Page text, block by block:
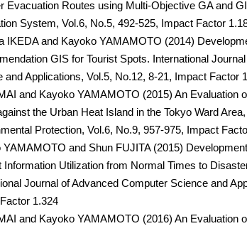
Evacuation Routes using Multi-Objective GA and
System, Vol.6, No.5, 492-525, Impact Factor
IKEDA and Kayoko YAMAMOTO (2014)
GIS for Tourist Spots. International
and Applications, Vol.5, No.12, 8-21, Impact Factor
and Kayoko YAMAMOTO (2015) An Evaluation
the Urban Heat Island in the Tokyo Ward
Protection, Vol.6, No.9, 957-975, Impact
YAMAMOTO and Shun FUJITA (2015)
Information Utilization from Normal Times to
Journal of Advanced Computer Science and
1.324
and Kayoko YAMAMOTO (2016) An Evaluation